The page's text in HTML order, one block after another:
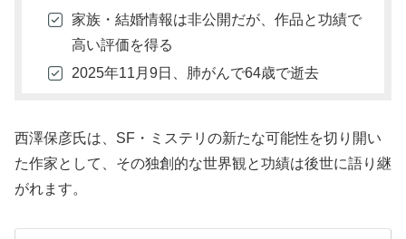
家族・結婚情報は非公開だが、作品と功績で
高い評価を得る
2025年11月9日、肺がんで64歳で逝去
西澤保彦氏は、SF・ミステリの新たな可能性を切り開い
た作家として、その独創的な世界観と功績は後世に語り継
がれます。